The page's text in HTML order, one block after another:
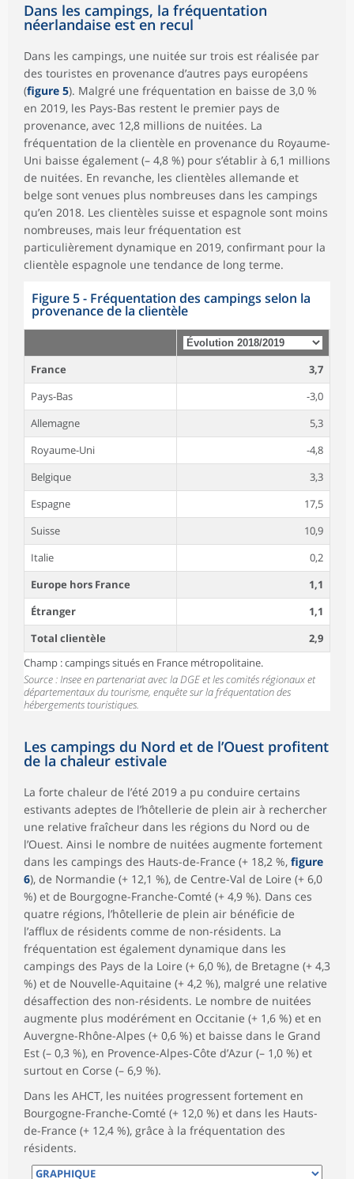
Dans les campings, la fréquentation
néerlandaise est en recul
Dans les campings, une nuitée sur trois est réalisée par
des touristes en provenance d’autres pays européens
(figure 5). Malgré une fréquentation en baisse de 3,0 %
en 2019, les Pays-Bas restent le premier pays de
provenance, avec 12,8 millions de nuitées. La
fréquentation de la clientèle en provenance du Royaume-
Uni baisse également (– 4,8 %) pour s’établir à 6,1 millions
de nuitées. En revanche, les clientèles allemande et
belge sont venues plus nombreuses dans les campings
qu’en 2018. Les clientèles suisse et espagnole sont moins
nombreuses, mais leur fréquentation est
particulièrement dynamique en 2019, confirmant pour la
clientèle espagnole une tendance de long terme.
Figure 5 - Fréquentation des campings selon la
provenance de la clientèle
France
3,7
Pays-Bas
-3,0
Allemagne
5,3
Royaume-Uni
-4,8
Belgique
3,3
Espagne
17,5
Suisse
10,9
Italie
0,2
Europe hors France
1,1
Étranger
1,1
Total clientèle
2,9
Champ : campings situés en France métropolitaine.
Source : Insee en partenariat avec la DGE et les comités régionaux et
départementaux du tourisme, enquête sur la fréquentation des
hébergements touristiques.
Les campings du Nord et de l’Ouest profitent
de la chaleur estivale
La forte chaleur de l’été 2019 a pu conduire certains
estivants adeptes de l’hôtellerie de plein air à rechercher
une relative fraîcheur dans les régions du Nord ou de
l’Ouest. Ainsi le nombre de nuitées augmente fortement
dans les campings des Hauts-de-France (+ 18,2 %, figure
6), de Normandie (+ 12,1 %), de Centre-Val de Loire (+ 6,0
%) et de Bourgogne-Franche-Comté (+ 4,9 %). Dans ces
quatre régions, l’hôtellerie de plein air bénéficie de
l’afflux de résidents comme de non-résidents. La
fréquentation est également dynamique dans les
campings des Pays de la Loire (+ 6,0 %), de Bretagne (+ 4,3
%) et de Nouvelle-Aquitaine (+ 4,2 %), malgré une relative
désaffection des non-résidents. Le nombre de nuitées
augmente plus modérément en Occitanie (+ 1,6 %) et en
Auvergne-Rhône-Alpes (+ 0,6 %) et baisse dans le Grand
Est (– 0,3 %), en Provence-Alpes-Côte d’Azur (– 1,0 %) et
surtout en Corse (– 6,9 %).
Dans les AHCT, les nuitées progressent fortement en
Bourgogne-Franche-Comté (+ 12,0 %) et dans les Hauts-
de-France (+ 12,4 %), grâce à la fréquentation des
résidents.